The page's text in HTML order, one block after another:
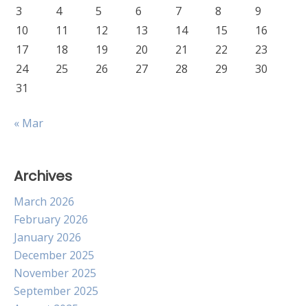
3
4 5 6 7 8
9
10
11 12 13 14 15
16
17
18 19 20 21 22
23
24
25 26 27 28 29
30
31
« Mar
Archives
March 2026
February 2026
January 2026
December 2025
November 2025
September 2025